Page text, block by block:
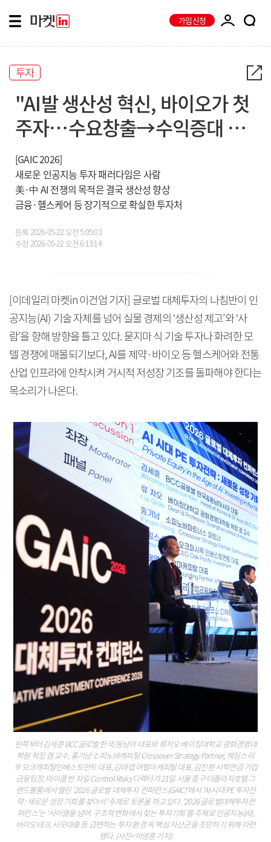
가입신청
투자
"AI발 생산성 혁신, 바이오가 첫
주자…수요창출→수익증대 구
조 찾아야”
[GAIC 2026]
새로운 인공지능 투자 패러다임은 사람
美·中 AI 전쟁의 목적은 결국 생산성 향상
금융·헬스케어 등 장기적으로 확실한 투자처
등록2026-05-22 오전 5:05:03
수정 2026-05-22 오전 6:13:14
[이데일리 마켓in 이건엄 기자] 글로벌 대체투자의 나침반이 인
공지능(AI) 기술 자체를 넘어 실물 경제의 ‘생산성 제고’와 ‘사
람’을 향해 방향을 틀고 있다. 묻지마 식 기술 투자나 화려한 모
델 경쟁에 매몰되기보다, AI를 제약·바이오 등 헬스케어와 전통
산업 인프라에 안착시켜 거시적 저성장 기조를 돌파해야 한다는
목소리가 나온다.
왼쪽부터 김세훈 BCC글로벌 한국/동남아 대표와 류차오 베이징대학교 광화경영대
학원 학장 겸 교수, 홍기남 소피노바캐피탈 Crossover Strategy Partner, 제임스 리
우 오크캐피탈인베스트먼트 대표, 김태엽 어펄마캐피탈 대표, 김진환 사학연금 기업
금융팀장, 마이클 반 자일 Control Risks 디렉터가 21일 서울 중구 더플라자호텔 그
랜드볼룸에서 열린 '2026 글로벌 대체투자 컨퍼런스(GAIC)'에서 'AI 시대 PE 투자전
략 : 새로운 성장 기회를 찾아서' 주제로 토론을 하고 있다. '2026 글로벌대체투자컨
퍼런스'는 '사이클을 넘어: 구조적 변화에서 찾는 투자기회'를 주제로 인공지능(AI),
바이오테크, 사모대출 등 급변하는 투자 환경 속 핵심 자산군을 조망하기 위해 마련
됐다. (사진=이영훈 기자)